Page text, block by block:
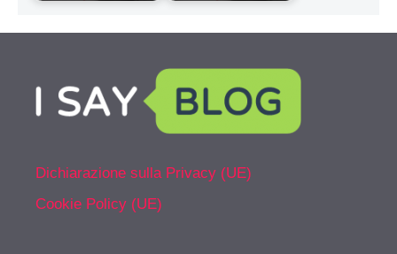
Dichiarazione sulla Privacy (UE)
Cookie Policy (UE)